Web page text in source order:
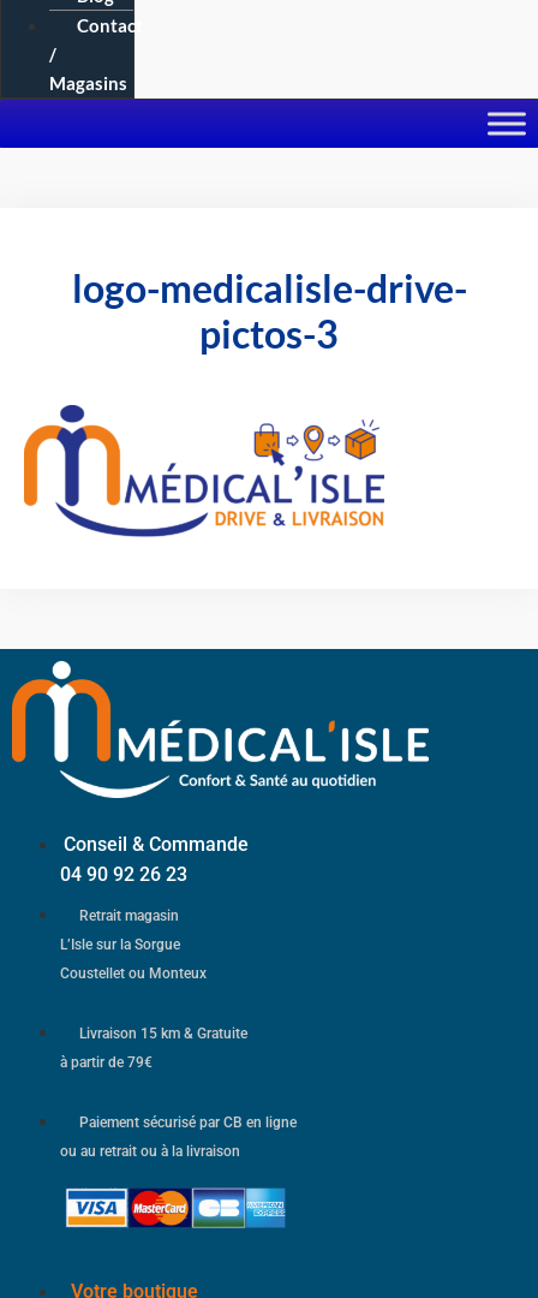
Contact
/
Magasins
logo-medicalisle-drive-
pictos-3
Conseil & Commande
04 90 92 26 23
Retrait magasin
L’Isle sur la Sorgue
Coustellet ou Monteux
Livraison 15 km & Gratuite
à partir de 79€
Paiement sécurisé par CB en ligne
ou au retrait ou à la livraison
Votre boutique